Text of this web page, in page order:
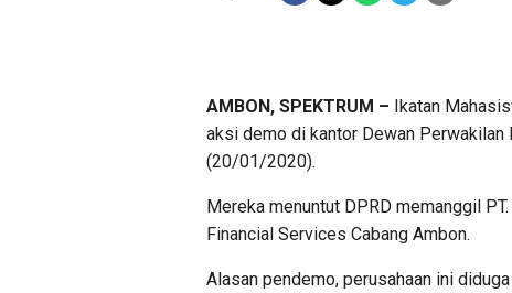
AMBON, SPEKTRUM – Ikatan
aksi demo di kantor Dewan Perwakilan
(20/01/2020).
Mereka menuntut DPRD memanggil
Financial Services Cabang Ambon.
Alasan pendemo, perusahaan ini